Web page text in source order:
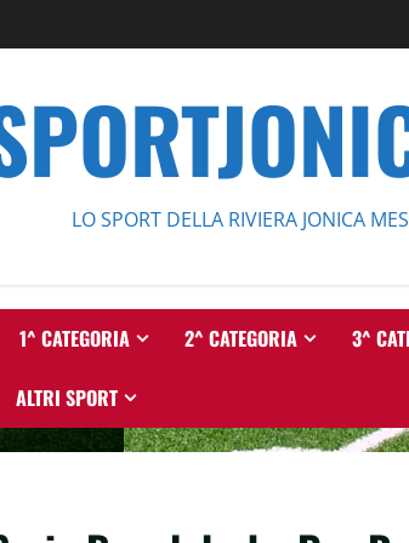
LO SPORT DELLA RIVIERA JONICA
1^ CATEGORIA 2^ CATEGORIA 3^
ALTRI SPORT